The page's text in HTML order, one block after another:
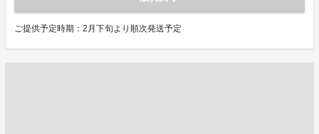
ご提供予定時期：2月下旬より順次発送予定